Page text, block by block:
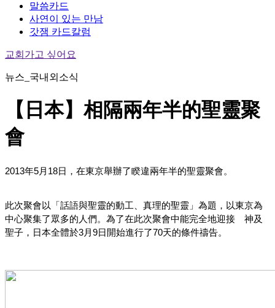
말씀카드
사연이 있는 만남
갓잼 카드칼럼
교회가고 싶어요
뉴스_국내외소식
【日本】相隔兩年半的聖靈聚
會
2013年5月18日，在東京舉辦了睽違兩年半的聖靈聚會。
此次聚會以「話語與聖靈的動工、真理的聖靈」為題，以東京為
中心聚集了眾多的人們。為了在此次聚會中能完全地迎接 神及
聖子，日本全體於3月9日開始進行了70天的條件禱告。